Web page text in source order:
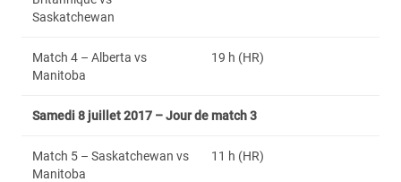
Saskatchewan
Match 4 – Alberta vs
Manitoba
19 h (HR)
Samedi 8 juillet 2017 – Jour de match 3
Match 5 – Saskatchewan vs
Manitoba
11 h (HR)